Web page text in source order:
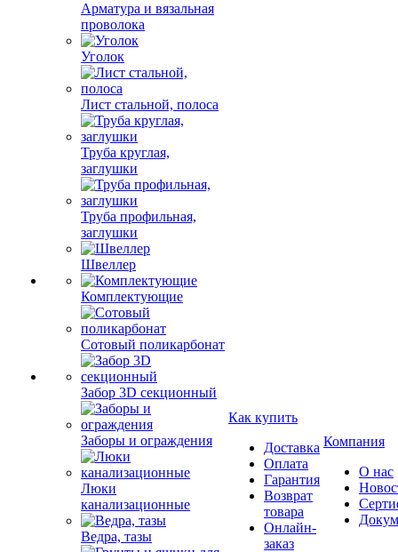
Арматура и вязальная
проволока
Уголок
Лист стальной, полоса
Труба круглая,
заглушки
Труба профильная,
заглушки
Швеллер
Комплектующие
Сотовый поликарбонат
Забор 3D секционный
Заборы и ограждения
Люки
канализационные
Ведра, тазы
Как купить
Доставка
Оплата
Гарантия
Возврат
товара
Онлайн-
заказ
Компания
О нас